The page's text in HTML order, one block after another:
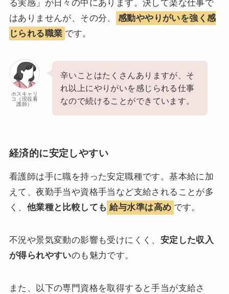
る実感」が日々の中にあります。決して楽な仕事で
はありませんが、その分、
感動ややりがいを強く感
じられる職業 です。
ホスキャリ
コ（現役看
護師）
辛いことはたくさんありますが、そ
れ以上にやりがいを感じられる仕事
なので続けることができています。
経済的に安定しやすい
看護師は手に職を持った安定職種です。基本給に加
えて、夜勤手当や資格手当など支給されることが多
く、 他業種と比較しても 給与水準は高め です。
不況や景気変動の影響も受けにくく、 安定した収入
が得られやすいのも魅力です。
また、以下の専門資格を取得すると手当が支給さ